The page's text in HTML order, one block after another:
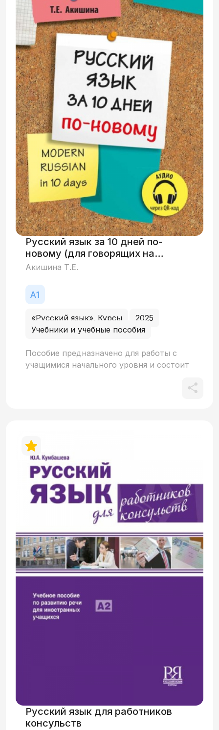
оформлена русская фраза, как
переносить слова в конце строки,
познакомятся с элементарными
правилами русской орфографии.
Поскольку этап формирования
фонетических и графических навыков
сопровождается усвоением новой
лексики, в пособие включён
специальный раздел, который помогает
проконтролировать запоминание новых
слов, а также диагностировать
готовность учащихся приступить к
дальнейшему изучению русского языка.
Русский язык за 10 дней по-
новому (для говорящих на
английском языке)
Акишина Т.Е.
«Русский язык». Курсы
2025
Учебники и учебные пособия
Пособие предназначено для работы с
учащимися начального уровня и состоит
интенсивных занятий. Пособие содержит
рекомендациями и упражнениями для
проверки понимания; алфавитный
(русско-английский) и тематический
словари; ключи к упражнениям.
Аудиоматериалы доступны для онлайн-
прослушивания и скачивания через QR-
Русский язык для работников
консульств